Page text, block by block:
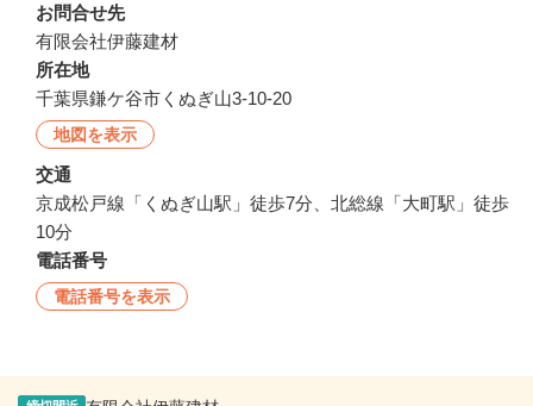
お問合せ先
有限会社伊藤建材
所在地
千葉県鎌ケ谷市くぬぎ山3-10-20
地図を表示
交通
京成松戸線「くぬぎ山駅」徒歩7分、北総線「大町駅」徒歩
10分
電話番号
電話番号を表示